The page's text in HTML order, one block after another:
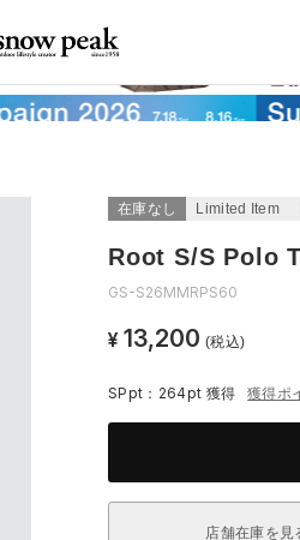
在庫なし Limited Item
Root S/S Polo
GS-S26MMRPS60
¥ 13,200 (税込)
SPpt：264pt 獲得 獲得ポ
店舗在庫を見